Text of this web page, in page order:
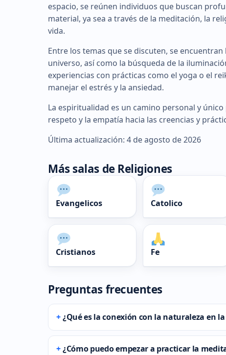
espacio, se reúnen individuos que buscan
material, ya sea a través de la meditación, la
vida.
Entre los temas que se discuten, se
universo, así como la búsqueda de la
experiencias con prácticas como el yoga o el
manejar el estrés y la ansiedad.
La espiritualidad es un camino personal y
respeto y la empatía hacia las creencias y
Última actualización: 4 de agosto de 2026
Más salas de Religiones
Evangelicos Catolico
Cristianos Fe
Preguntas frecuentes
¿Qué es la conexión con la naturaleza en
¿Cómo puedo empezar a practicar la